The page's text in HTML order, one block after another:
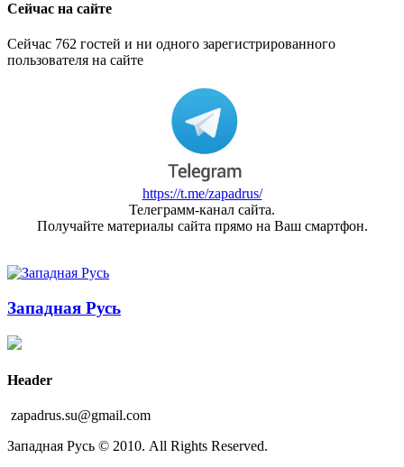
Сейчас на сайте
Сейчас 762 гостей и ни одного зарегистрированного
пользователя на сайте
https://t.me/zapadrus/
Телеграмм-канал сайта.
Получайте материалы сайта прямо на Ваш смартфон.
Западная Русь
Header
zapadrus.su@gmail.com
Западная Русь © 2010. All Rights Reserved.